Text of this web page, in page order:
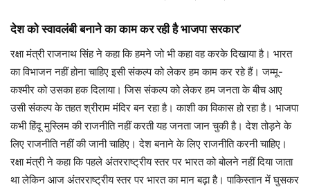
देश को स्वावलंबी बनाने का काम कर रही है भाजपा सरकार’
रक्षा मंत्री राजनाथ सिंह ने कहा कि हमने जो भी कहा वह करके दिखाया है। भारत
का विभाजन नहीं होना चाहिए इसी संकल्प को लेकर हम काम कर रहे हैं। जम्मू-
कश्मीर को उसका हक दिलाया। जिस संकल्प को लेकर हम जनता के बीच आए
उसी संकल्प के तहत श्रीराम मंदिर बन रहा है। काशी का विकास हो रहा है। भाजपा
कभी हिंदू मुस्लिम की राजनीति नहीं करती यह जनता जान चुकी है। देश तोड़ने के
लिए राजनीति नहीं की जानी चाहिए। देश बनाने के लिए राजनीति करनी चाहिए।
रक्षा मंत्री ने कहा कि पहले अंतरराष्ट्रीय स्तर पर भारत को बोलने नहीं दिया जाता
था लेकिन आज अंतरराष्ट्रीय स्तर पर भारत का मान बढ़ा है। पाकिस्तान में घुसकर